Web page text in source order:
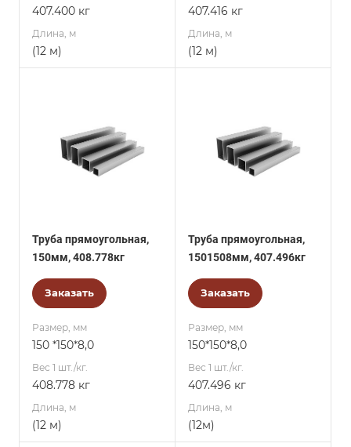
407.400 кг
Длина, м
(12 м)
407.416 кг
Длина, м
(12 м)
Труба прямоугольная,
150мм, 408.778кг
Заказать
Размер, мм
150 *150*8,0
Вес 1 шт./кг.
408.778 кг
Длина, м
(12 м)
Труба прямоугольная,
1501508мм, 407.496кг
Заказать
Размер, мм
150*150*8,0
Вес 1 шт./кг.
407.496 кг
Длина, м
(12м)